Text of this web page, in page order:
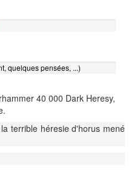
quelques pensées, ...)
40 000 Dark Heresy,
terrible héresie d'horus mené